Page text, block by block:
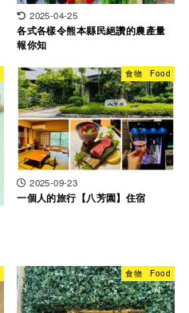
2025-04-25
各式各樣令熊本縣民絕讚的農產量
報你知
食物 Food
2025-09-23
一個人的旅行【八芳園】住宿
食物 Food